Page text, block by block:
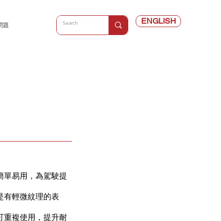
題 ENGLISH
單易用，為駕駛提
有輕微紋理的表
重複使用，提升耐